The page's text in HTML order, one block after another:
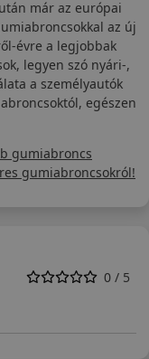
már az európai
az új
évre a legjobbak
legyen szó nyári-,
a személyautók
egészen
gumiabroncs
gumiabroncsokról!
0 / 5